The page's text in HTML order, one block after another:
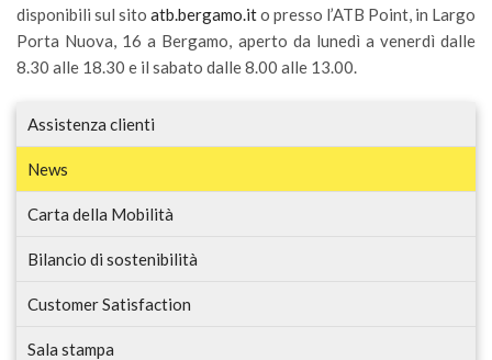
disponibili sul sito atb.bergamo.ito presso l’ATB Point, in Largo
Porta Nuova, 16 a Bergamo, aperto da lunedì a venerdì dalle
8.30 alle 18.30 e il sabato dalle 8.00 alle 13.00.
Assistenza clienti
News
Carta della Mobilità
Bilancio di sostenibilità
Customer Satisfaction
Sala stampa